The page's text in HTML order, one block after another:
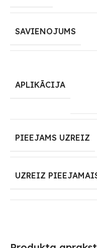
SAVIENOJUMS
APLIKĀCIJA
PIEEJAMS UZREIZ
UZREIZ